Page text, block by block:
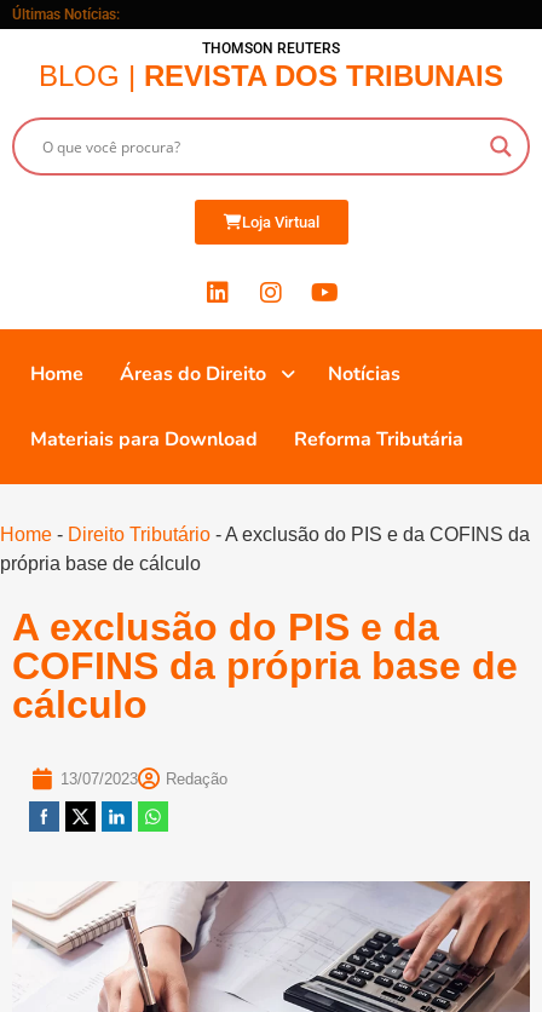
Últimas Notícias:
THOMSON REUTERS
BLOG | REVISTA DOS TRIBUNAIS
Loja Virtual
Home Áreas do Direito Notícias
Materiais para Download Reforma Tributária
Home - Direito Tributário -A exclusão do PIS e da COFINS da
própria base de cálculo
A exclusão do PIS e da
COFINS da própria base de
cálculo
13/07/2023 Redação